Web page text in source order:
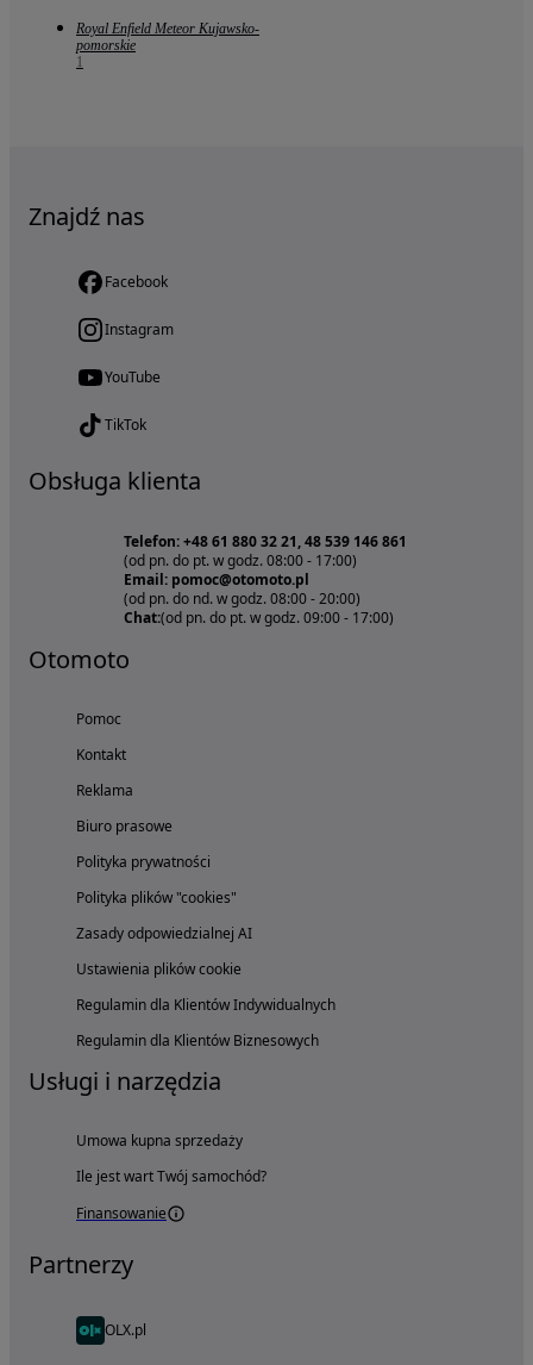
Royal Enfield Meteor Kujawsko-
pomorskie
1
Znajdź nas
Facebook
Instagram
YouTube
TikTok
Obsługa klienta
Telefon: +48 61 880 32 21, 48 539 146 861
(od pn. do pt. w godz. 08:00 - 17:00)
Email: pomoc@otomoto.pl
(od pn. do nd. w godz. 08:00 - 20:00)
Chat:(od pn. do pt. w godz. 09:00 - 17:00)
Otomoto
Pomoc
Kontakt
Reklama
Biuro prasowe
Polityka prywatności
Polityka plików "cookies"
Zasady odpowiedzialnej AI
Ustawienia plików cookie
Regulamin dla Klientów Indywidualnych
Regulamin dla Klientów Biznesowych
Usługi i narzędzia
Umowa kupna sprzedaży
Ile jest wart Twój samochód?
Finansowanie
Partnerzy
OLX.pl